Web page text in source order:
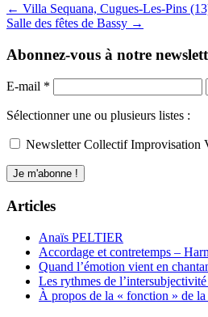
← Villa Sequana, Cugues-Les-Pins
Salle des fêtes de Bassy →
Abonnez-vous à notre
E-mail *
Sélectionner une ou plusieurs listes :
Newsletter Collectif Improvisation
Articles
Anaïs PELTIER
Accordage et contretemps –
Quand l’émotion vient en
Les rythmes de
À propos de la « fonction » de